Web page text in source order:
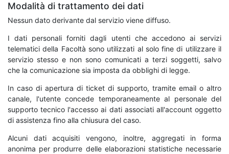
Modalità di trattamento dei dati
Nessun dato derivante dal servizio viene diffuso.
I dati personali forniti dagli utenti che accedono ai servizi
telematici della Facoltà sono utilizzati al solo fine di utilizzare il
servizio stesso e non sono comunicati a terzi soggetti, salvo
che la comunicazione sia imposta da obblighi di legge.
In caso di apertura di ticket di supporto, tramite email o altro
canale, l'utente concede temporaneamente al personale del
supporto tecnico l'accesso ai dati associati all'account oggetto
di assistenza fino alla chiusura del caso.
Alcuni dati acquisiti vengono, inoltre, aggregati in forma
anonima per produrre delle elaborazioni statistiche necessarie